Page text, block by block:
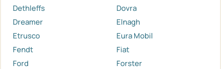
Dethleffs
Dovra
Dreamer
Elnagh
Etrusco
Eura Mobil
Fendt
Fiat
Ford
Forster